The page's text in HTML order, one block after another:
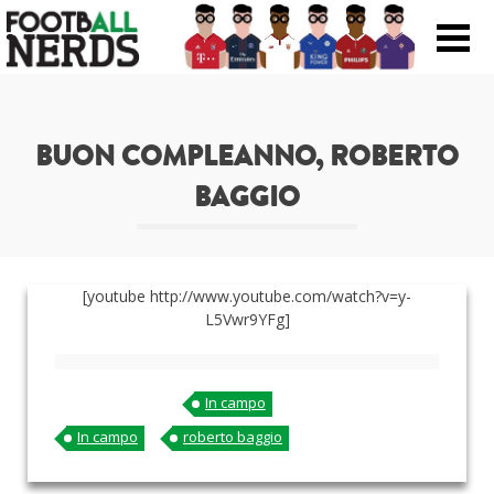
Search
Accessori
Storie
Football Viral
BUON COMPLEANNO, ROBERTO
BAGGIO
[youtube http://www.youtube.com/watch?v=y-
L5Vwr9YFg]
In campo
In campo
roberto baggio